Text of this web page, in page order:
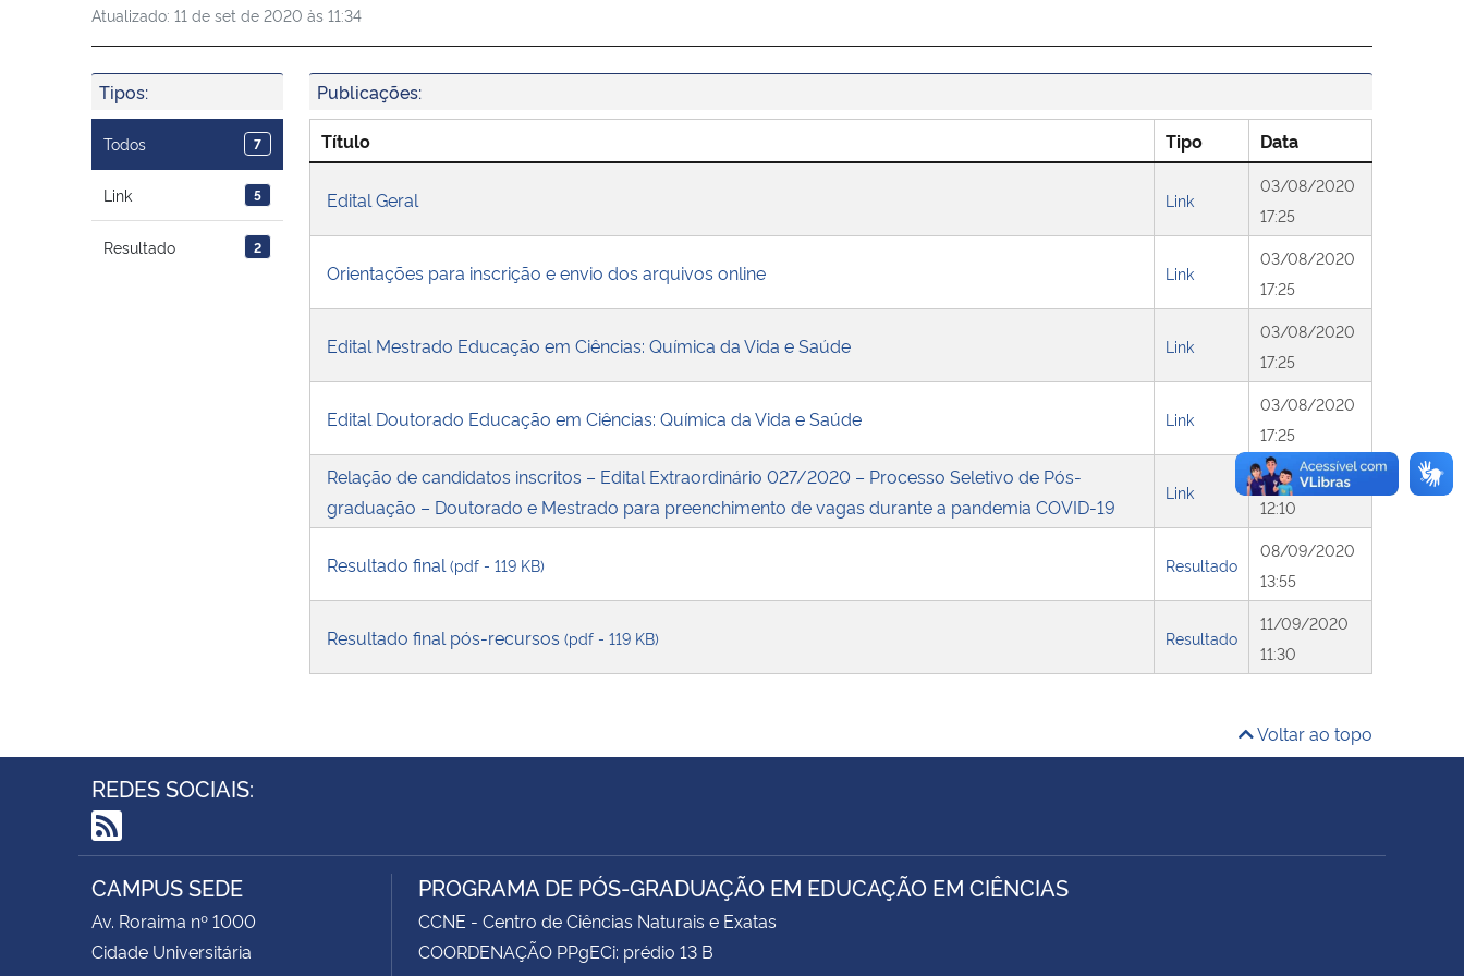
Atualizado: 11 de set de 2020 às 11:34
Tipos:
Todos 7
Link 5
Resultado 2
Publicações:
Título Tipo Data
Edital Geral Link
03/08/2020
17:25
Orientações para inscrição e envio dos arquivos online Link
03/08/2020
17:25
Edital Mestrado Educação em Ciências: Química da Vida e Saúde Link
03/08/2020
17:25
Edital Doutorado Educação em Ciências: Química da Vida e Saúde Link
03/08/2020
17:25
Relação de candidatos inscritos – Edital Extraordinário 027/2020 – Processo Seletivo de Pós-
graduação – Doutorado e Mestrado para preenchimento de vagas durante a pandemia COVID-19
Link
20/08/2020
12:10
Resultado final (pdf - 119 KB) Resultado
08/09/2020
13:55
Resultado final pós-recursos (pdf - 119 KB) Resultado
11/09/2020
11:30
Voltar ao topo
REDES SOCIAIS:
RSS
CAMPUS SEDE
Av. Roraima nº 1000
Cidade Universitária
PROGRAMA DE PÓS-GRADUAÇÃO EM EDUCAÇÃO EM CIÊNCIAS
CCNE - Centro de Ciências Naturais e Exatas
COORDENAÇÃO PPgECi: prédio 13 B